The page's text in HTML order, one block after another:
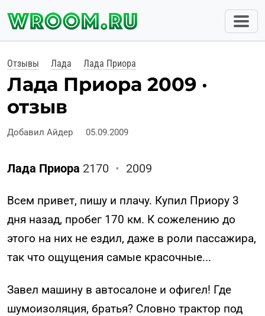
Отзывы Лада Лада Приора
Лада Приора 2009 ·
отзыв
Добавил Айдер 05.09.2009
Лада Приора 2170 • 2009
Всем привет, пишу и плачу. Купил Приору 3
дня назад, пробег 170 км. К сожелению до
этого на них не ездил, даже в роли пассажира,
так что ощущения самые красочные...
Завел машину в автосалоне и офигел! Где
шумоизоляция, братья? Словно трактор под